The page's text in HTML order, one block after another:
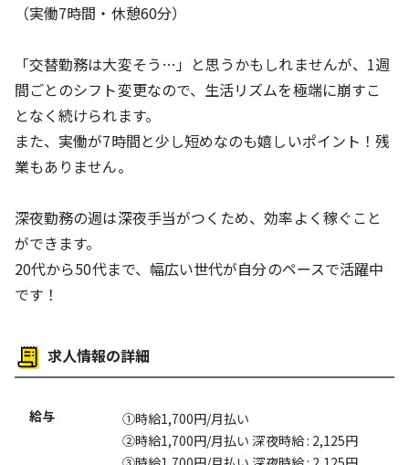
（実働7時間・休憩60分）
「交替勤務は大変そう…」と思うかもしれませんが、1週
間ごとのシフト変更なので、生活リズムを極端に崩すこ
となく続けられます。
また、実働が7時間と少し短めなのも嬉しいポイント！残
業もありません。
深夜勤務の週は深夜手当がつくため、効率よく稼ぐこと
ができます。
20代から50代まで、幅広い世代が自分のペースで活躍中
です！
求人情報の詳細
給与
①時給1,700円/月払い
②時給1,700円/月払い 深夜時給 : 2,125円